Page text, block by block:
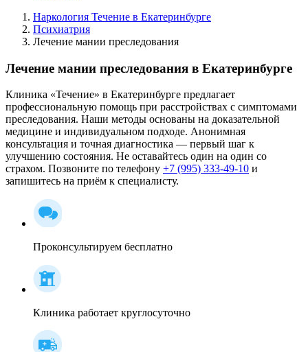
Наркология Течение в Екатеринбурге
Психиатрия
Лечение мании преследования
Лечение мании преследования в Екатеринбурге
Клиника «Течение» в Екатеринбурге предлагает
профессиональную помощь при расстройствах с симптомами
преследования. Наши методы основаны на доказательной
медицине и индивидуальном подходе. Анонимная
консультация и точная диагностика — первый шаг к
улучшению состояния. Не оставайтесь один на один со
страхом. Позвоните по телефону +7 (995) 333-49-10 и
запишитесь на приём к специалисту.
Проконсультируем бесплатно
Клиника работает круглосуточно